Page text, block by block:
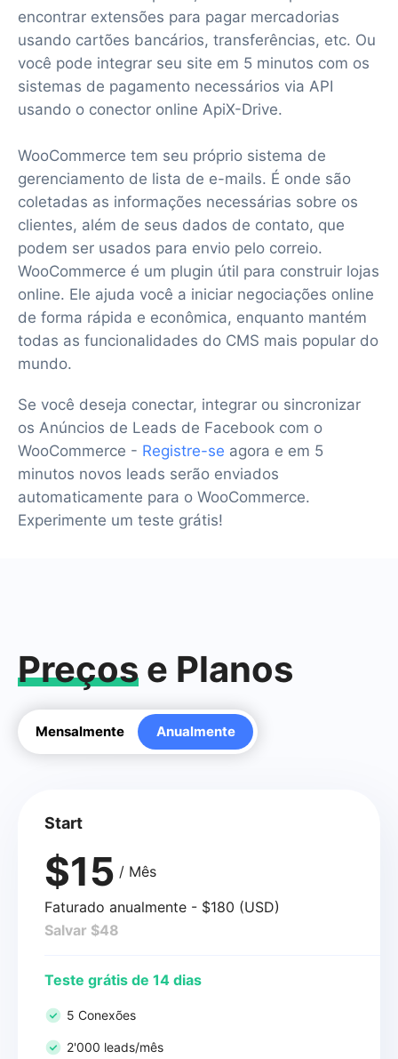
encontrar extensões para pagar mercadorias
usando cartões bancários, transferências, etc. Ou
você pode integrar seu site em 5 minutos com os
sistemas de pagamento necessários via API
usando o conector online ApiX-Drive.
WooCommerce tem seu próprio sistema de
gerenciamento de lista de e-mails. É onde são
coletadas as informações necessárias sobre os
clientes, além de seus dados de contato, que
podem ser usados para envio pelo correio.
WooCommerce é um plugin útil para construir lojas
online. Ele ajuda você a iniciar negociações online
de forma rápida e econômica, enquanto mantém
todas as funcionalidades do CMS mais popular do
mundo.
Se você deseja conectar, integrar ou sincronizar
os Anúncios de Leads de Facebook com o
WooCommerce - Registre-se agora e em 5
minutos novos leads serão enviados
automaticamente para o WooCommerce.
Experimente um teste grátis!
Preços e Planos
Mensalmente Anualmente
Start
$15 / Mês
Faturado anualmente - $180 (USD)
Salvar $48
Teste grátis de 14 dias
5 Conexões
2'000 leads/mês